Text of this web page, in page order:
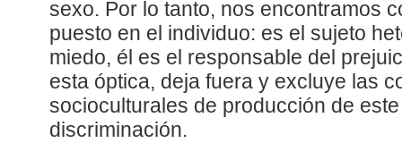
sexo. Por lo tanto, nos encontramos
puesto en el individuo: es el sujeto
miedo, él es el responsable del
esta óptica, deja fuera y excluye las
socioculturales de producción de
discriminación.